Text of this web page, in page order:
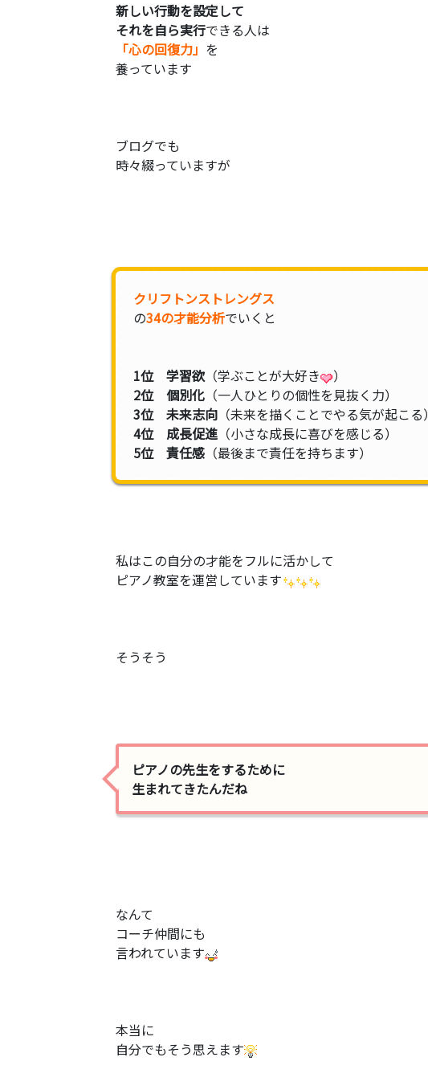
新しい行動を設定して
それを自ら実行できる人は
「心の回復力」 を
養っています
ブログでも
時々綴っていますが
クリフトンストレングス
の34の才能分析でいくと
1位 学習欲（学ぶことが大好き
）
2位 個別化 （一人ひとりの個性を見抜く力）
3位 未来志向 （未来を描くことでやる気が起こる）
4位 成長促進 （小さな成長に喜びを感じる）
5位 責任感 （最後まで責任を持ちます）
私はこの自分の才能をフルに活かして
ピアノ教室を運営しています
そうそう
ピアノの先生をするために
生まれてきたんだね
なんて
コーチ仲間にも
言われています
本当に
自分でもそう思えます